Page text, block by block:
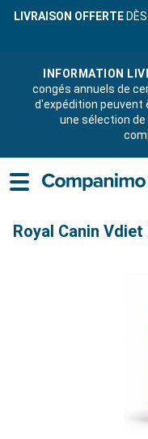
LIVRAISON OFFERTE DÈS
INFORMATION
congés annuels de
d'expédition peuvent
une sélection
Royal Canin